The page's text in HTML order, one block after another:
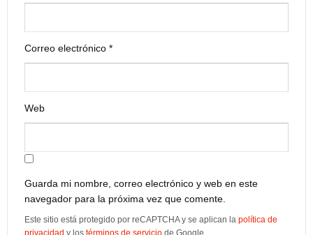
Correo electrónico *
Web
Guarda mi nombre, correo electrónico y web en este
navegador para la próxima vez que comente.
Este sitio está protegido por reCAPTCHA y se aplican la política de
privacidad y los términos de servicio de Google.